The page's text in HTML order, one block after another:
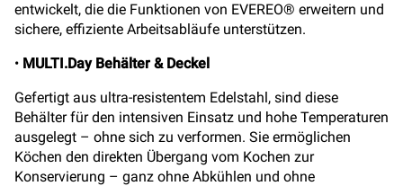
entwickelt, die die Funktionen von EVEREO® erweitern und
sichere, effiziente Arbeitsabläufe unterstützen.
• MULTI.Day Behälter & Deckel
Gefertigt aus ultra-resistentem Edelstahl, sind diese
Behälter für den intensiven Einsatz und hohe Temperaturen
ausgelegt – ohne sich zu verformen. Sie ermöglichen
Köchen den direkten Übergang vom Kochen zur
Konservierung – ganz ohne Abkühlen und ohne